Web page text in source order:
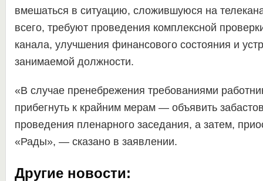
вмешаться в ситуацию, сложившуюся на
всего, требуют проведения комплексной
канала, улучшения финансового состояния и
занимаемой должности.
«В случае пренебрежения требованиями
прибегнуть к крайним мерам — объявить
проведения пленарного заседания, а затем,
«Рады», — сказано в заявлении.
Другие новости: